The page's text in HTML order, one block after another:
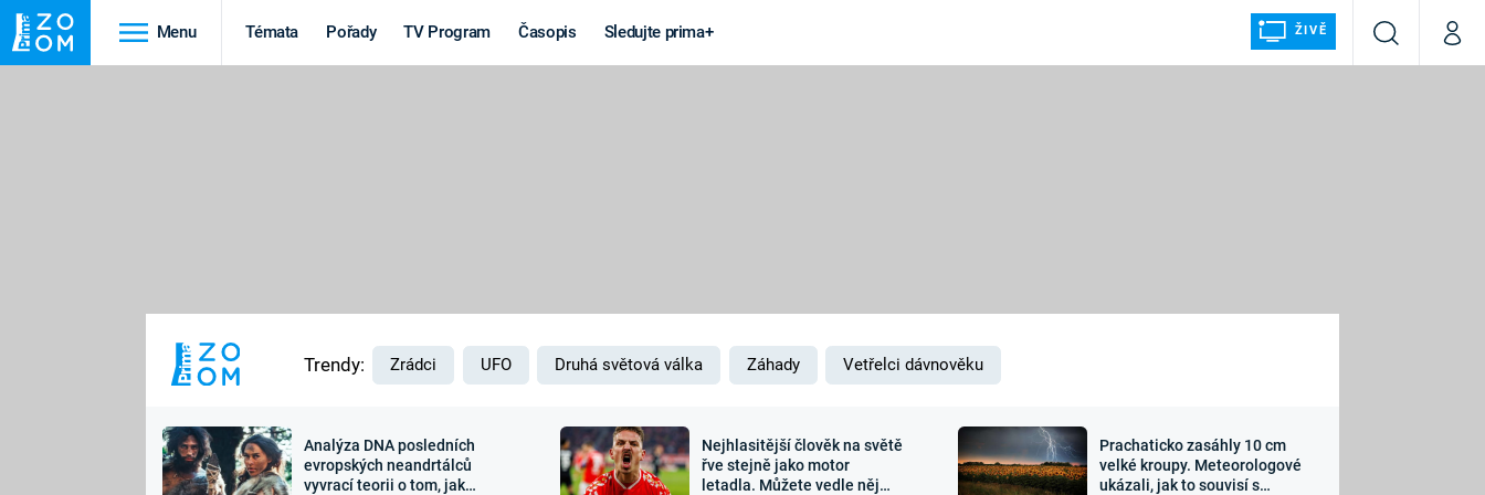
Menu Témata Pořady TV Program Časopis Sledujte prima+ ŽIVĚ
VyhledáváníMůj
MARS
Výročí
Záhady a
Zajímavosti Sledujte nás
Trendy: Zrádci UFO Druhá světová válka Záhady Vetřelci dávnověku
Analýza DNA posledních
evropských neandrtálců
vyvrací teorii o tom, jak
Nejhlasitější člověk na světě
řve stejně jako motor
letadla. Můžete vedle něj
Prachaticko zasáhly 10 cm
velké kroupy. Meteorologové
ukázali, jak to souvisí s